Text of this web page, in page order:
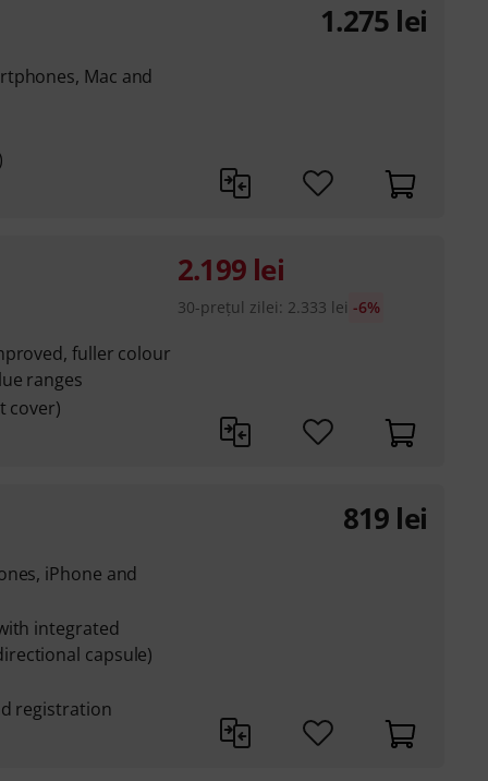
Mac and
1.275 lei
fuller colour
ranges
cover)
2.199 lei
30-prețul zilei: 2.333 lei -6%
iPhone and
integrated
capsule)
registration
819 lei